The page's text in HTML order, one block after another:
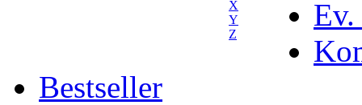
X
Y
Z
Ev.
Bestseller